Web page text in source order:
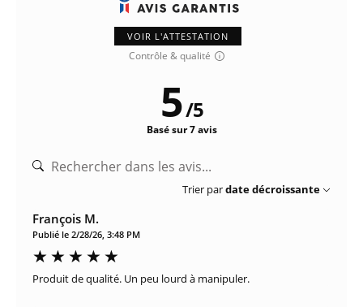
VOIR L'ATTESTATION
Contrôle & qualité
5/5
Basé sur 7 avis
Trier pardate décroissante
François M.
Publié le 2/28/26, 3:48 PM
Produit de qualité. Un peu lourd à manipuler.